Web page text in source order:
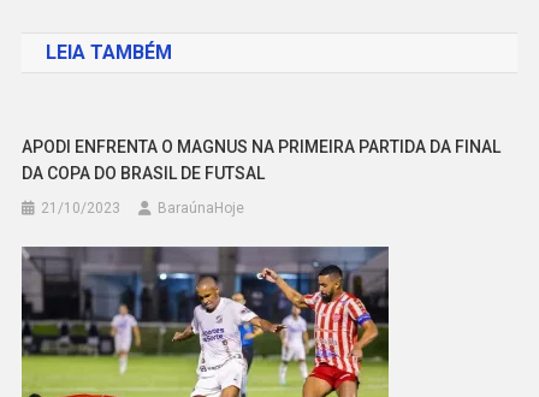
Post
LEIA TAMBÉM
APODI ENFRENTA O MAGNUS NA PRIMEIRA PARTIDA DA FINAL
DA COPA DO BRASIL DE FUTSAL
21/10/2023 BaraúnaHoje